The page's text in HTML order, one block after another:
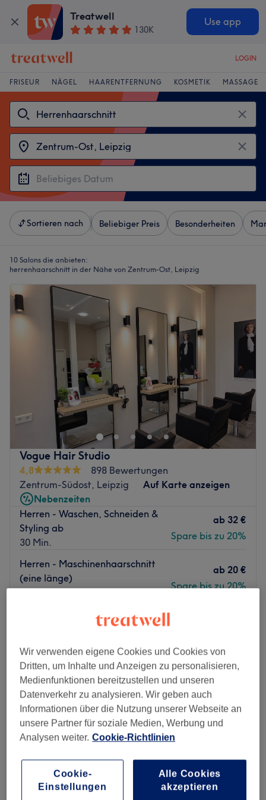
Treatwell
130K
Use app
LOGIN
FRISEUR NÄGEL HAARENTFERNUNG KOSMETIK MASSAGE
Sortieren nach Beliebiger Preis Besonderheiten
10 Salons die anbieten:
herrenhaarschnitt in der Nähe von Zentrum-Ost, Leipzig
Vogue Hair Studio
4,8
898 Bewertungen
Zentrum-Südost, Leipzig
Auf Karte anzeigen
Nebenzeiten
Herren - Waschen, Schneiden &
Styling ab
30 Min.
ab 32 €
Spare bis zu 20%
Herren - Maschinenhaarschnitt
(eine länge)
20 Min.
ab 20 €
Spare bis zu 20%
Herren - Nacken ausbessern ab
Montag 09:00–19:00
Dienstag
09:00–19:00
Mittwoch
09:00–19:00
Donnerstag
09:00– 19:00
Freitag
Sonntag
Geschlossen
Lust auf tolle Haarschnitte und moderne Farben? Komm
Wir verwenden eigene Cookies und Cookies von
Dritten, um Inhalte und Anzeigen zu personalisieren,
Medienfunktionen bereitzustellen und unseren
Datenverkehr zu analysieren. Wir geben auch
Informationen über die Nutzung unserer Webseite an
unsere Partner für soziale Medien, Werbung und
Analysen weiter. Cookie-Richtlinien
Cookie-
Einstellungen
Alle Cookies
akzeptieren